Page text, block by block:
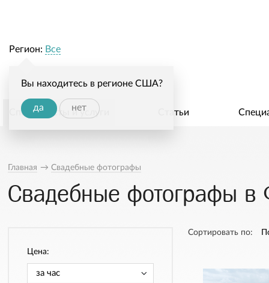
Регион: Все
Вы находитесь в регионе США?
да нет
Специалисты и услуги Статьи
Главная → Свадебные фотографы
Свадебные фотографы в
Цена:
Сортировать по: